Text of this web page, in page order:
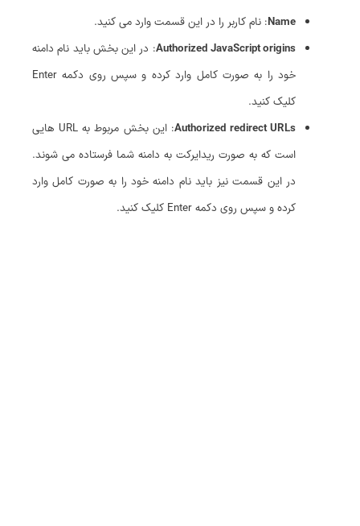
Name: نام کاربر را در این قسمت وارد می کنید.
Authorized JavaScript origins: در این بخش باید نام دامنه
خود را به صورت کامل وارد کرده و سپس روی دکمه Enter
کلیک کنید.
Authorized redirect URLs
: این بخش مربوط به URL هایی
است که به صورت ریدایرکت به دامنه شما فرستاده می شوند.
در این قسمت نیز باید نام دامنه خود را به صورت کامل وارد
کرده و سپس روی دکمه Enter کلیک کنید.